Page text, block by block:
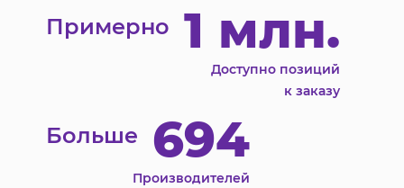
Примерно 1 млн.
Доступно позиций
к заказу
Больше 694
Производителей